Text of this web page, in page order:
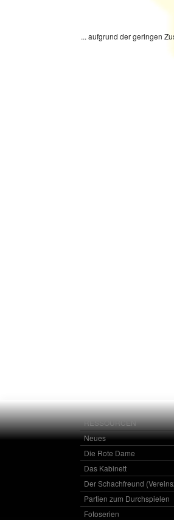
... aufgrund der geringen
RESSOURCEN
Neues
Die Rote Dame
Das Kabinett
Der Schachfreund
Partien zum Durchspielen
Fotoserien